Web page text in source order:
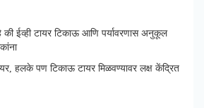
ईव्ही टायर टिकाऊ आणि पर्यावरणास अनुकूल
हलके पण टिकाऊ टायर मिळवण्यावर लक्ष केंद्रित